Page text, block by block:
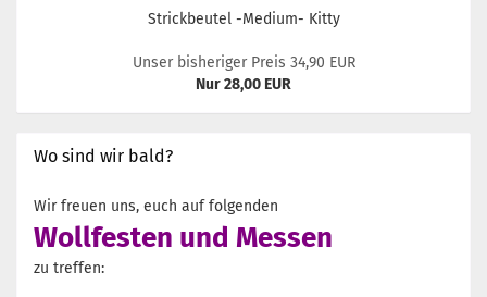
Strickbeutel -Medium- Kitty
Unser bisheriger Preis 34,90 EUR
Nur 28,00 EUR
Wo sind wir bald?
Wir freuen uns, euch auf folgenden
Wollfesten und Messen
zu treffen: